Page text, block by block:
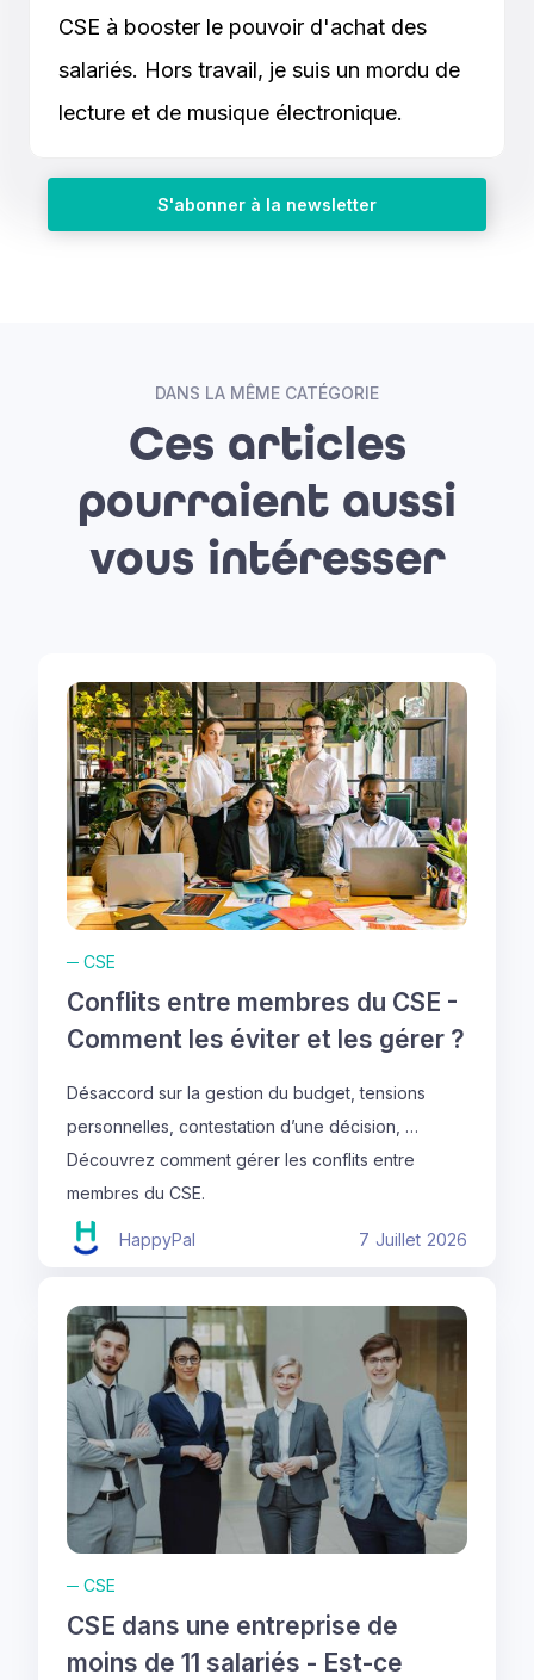
CSE à booster le pouvoir d'achat des
salariés. Hors travail, je suis un mordu de
lecture et de musique électronique.
S'abonner à la newsletter
DANS LA MÊME CATÉGORIE
Ces articles
pourraient aussi
vous intéresser
─ CSE
Conflits entre membres du CSE -
Comment les éviter et les gérer ?
Désaccord sur la gestion du budget, tensions
personnelles, contestation d’une décision, …
Découvrez comment gérer les conflits entre
membres du CSE.
HappyPal 7 Juillet 2026
─ CSE
CSE dans une entreprise de
moins de 11 salariés - Est-ce